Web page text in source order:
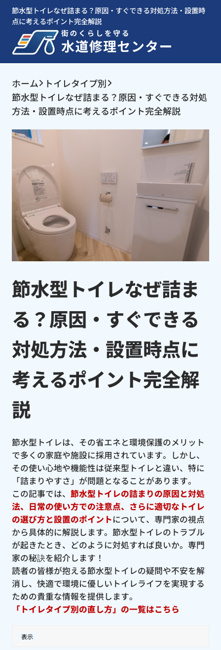
節水型トイレなぜ詰まる？原因・すぐできる対処方法・設置時
点に考えるポイント完全解説
ホーム
トイレタイプ別
節水型トイレなぜ詰まる？原因・すぐできる対処
方法・設置時点に考えるポイント完全解説
節水型トイレなぜ詰ま
る？原因・すぐできる
対処方法・設置時点に
考えるポイント完全解
説
節水型トイレは、その省エネと環境保護のメリット
で多くの家庭や施設に採用されています。しかし、
その使い心地や機能性は従来型トイレと違い、特に
「詰まりやすさ」が問題となることがあります。
この記事では、 節水型トイレの詰まりの原因と対処
法、日常の使い方での注意点、さらに適切なトイレ
の選び方と設置のポイントについて、専門家の視点
から具体的に解説します。節水型トイレのトラブル
が起きたとき、どのように対処すれば良いか。専門
家の秘訣を紹介します！
読者の皆様が抱える節水型トイレの疑問や不安を解
消し、快適で環境に優しいトイレライフを実現する
ための貴重な情報を提供します。
「トイレタイプ別の直し方」の一覧はこちら
表示